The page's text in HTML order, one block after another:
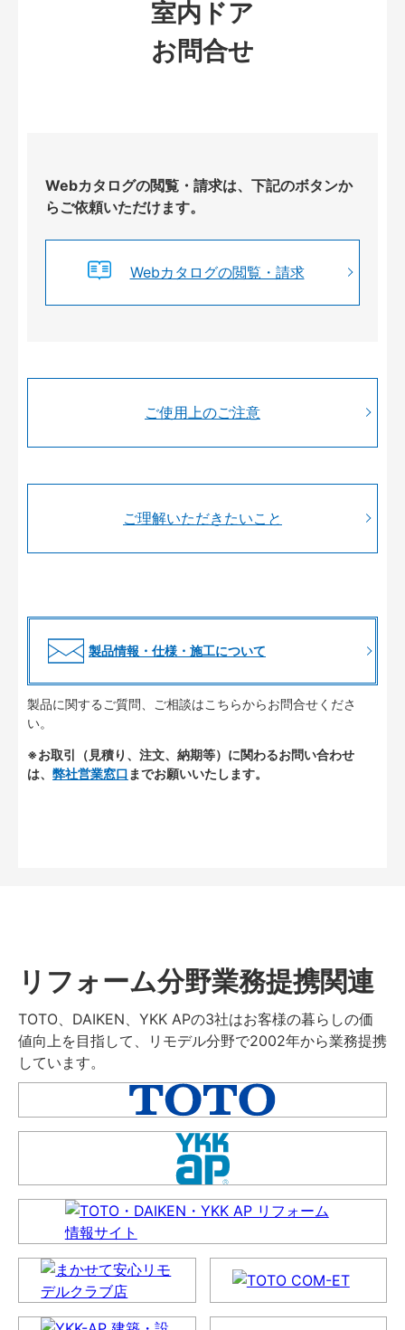
室内ドア
お問合せ
Webカタログの閲覧・請求は、下記のボタンか
らご依頼いただけます。
Webカタログの閲覧・請求
ご使用上のご注意
ご理解いただきたいこと
製品情報・仕様・施工について
製品に関するご質問、ご相談はこちらからお問合せくださ
い。
※お取引（見積り、注文、納期等）に関わるお問い合わせ
は、 弊社営業窓口 までお願いいたします。
リフォーム分野業務提携関連
TOTO、DAIKEN、YKK APの3社はお客様の暮らしの価
値向上を目指して、リモデル分野で2002年から業務提携
しています。